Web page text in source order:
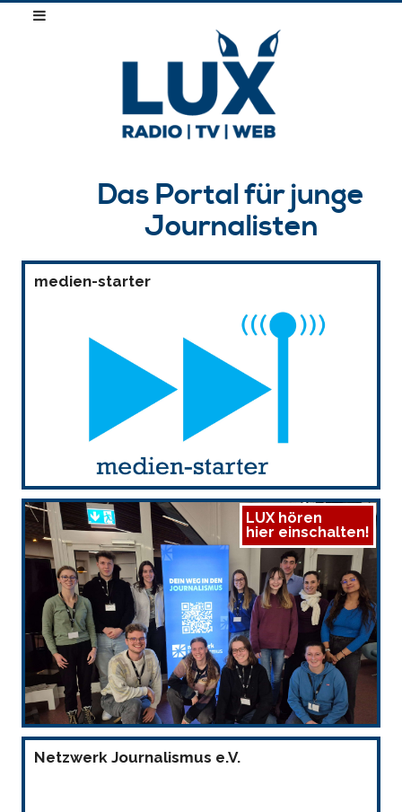
Das Portal für junge
Journalisten
medien-starter
LUX hören
hier einschalten!
Netzwerk Journalismus e.V.